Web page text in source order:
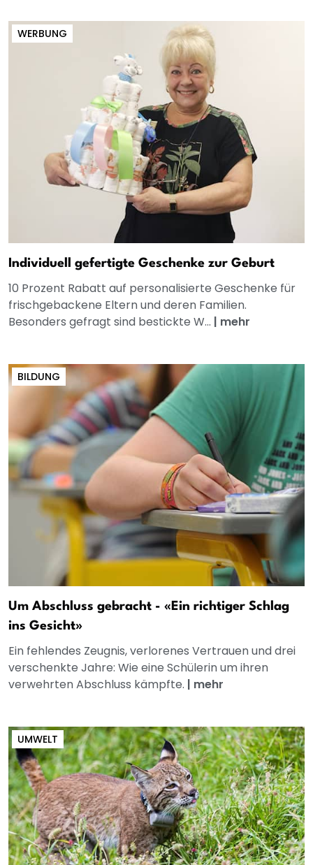
WERBUNG
Individuell gefertigte Geschenke zur Geburt
10 Prozent Rabatt auf personalisierte Geschenke für
frischgebackene Eltern und deren Familien.
Besonders gefragt sind bestickte W... | mehr
BILDUNG
Um Abschluss gebracht - «Ein richtiger Schlag
ins Gesicht»
Ein fehlendes Zeugnis, verlorenes Vertrauen und drei
verschenkte Jahre: Wie eine Schülerin um ihren
verwehrten Abschluss kämpfte. | mehr
UMWELT